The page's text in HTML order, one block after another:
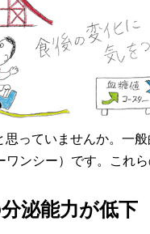
っていませんか。一
ンシー）です。これ
泌能力が低下